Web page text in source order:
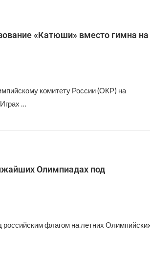
«Катюши» вместо гимна на
комитету России (ОКР) на
…
Олимпиадах под
российским флагом на летних